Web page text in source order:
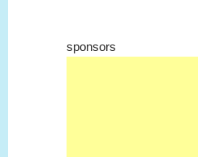
sponsors